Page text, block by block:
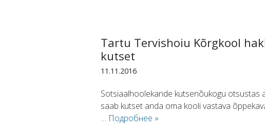
Tartu Tervishoiu Kõrgkool
kutset
11.11.2016
Sotsiaalhoolekande kutsenõukogu otsustas
saab kutset anda oma kooli vastava
… Подробнее »